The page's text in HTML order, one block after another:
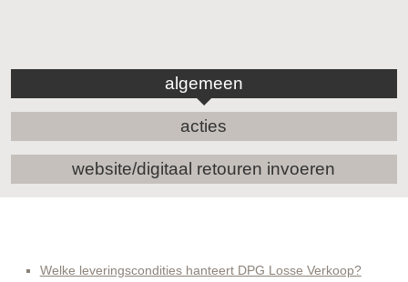
algemeen
acties
website/digitaal retouren invoeren
Welke leveringscondities hanteert DPG Losse Verkoop?